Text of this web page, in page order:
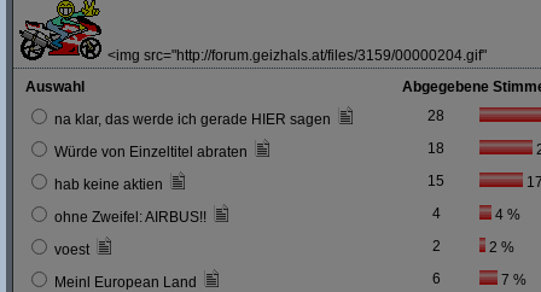
<img src="http://forum.geizhals.at/files/3159/00000204.gif"
Auswahl
Abgegebene
na klar, das werde ich gerade HIER sagen
28
Würde von Einzeltitel abraten 18
hab keine aktien 15
ohne Zweifel: AIRBUS!! 4 4 %
voest 2 2 %
Meinl European Land 6 7 %